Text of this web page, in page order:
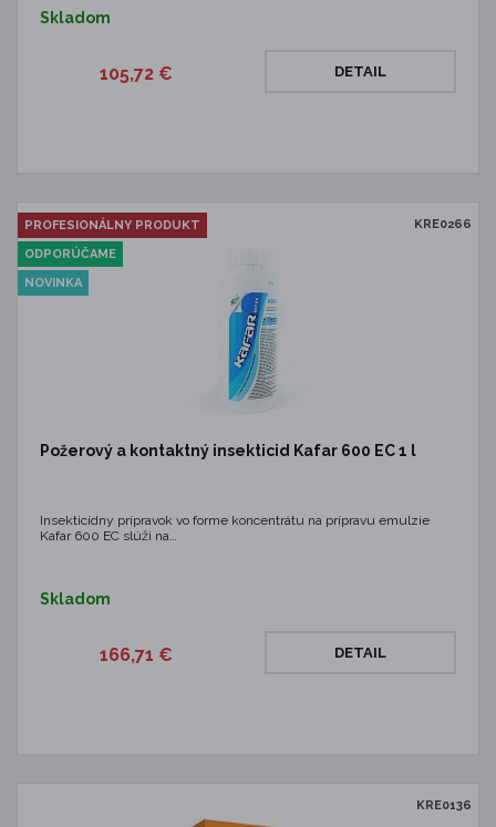
Skladom
105,72 € DETAIL
KRE0266
PROFESIONÁLNY PRODUKT
ODPORÚČAME
NOVINKA
Požerový a kontaktný insekticid Kafar 600 EC 1 l
Insekticídny prípravok vo forme koncentrátu na prípravu emulzie
Kafar 600 EC slúži na…
Skladom
166,71 € DETAIL
KRE0136